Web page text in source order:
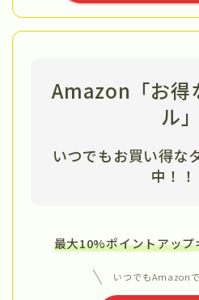
Amazon「お得
ル」
いつでもお買い得な
中 ！！
最大10%ポイントアッ
いつでもAmazon